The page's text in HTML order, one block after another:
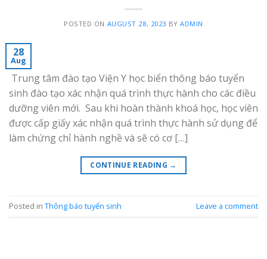
POSTED ON AUGUST 28, 2023 BYADMIN
28
Aug
Trung tâm đào tạo Viện Y học biển thông báo tuyển
sinh đào tạo xác nhận quá trình thực hành cho các điều
dưỡng viên mới. Sau khi hoàn thành khoá học, học viên
được cấp giấy xác nhận quá trình thực hành sử dụng để
làm chứng chỉ hành nghề và sẽ có cơ […]
CONTINUE READING →
Posted in Thông báo tuyển sinh Leave a comment